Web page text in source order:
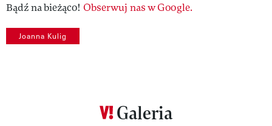
Bądź na bieżąco! Obserwuj nas w Google.
Joanna Kulig
Galeria